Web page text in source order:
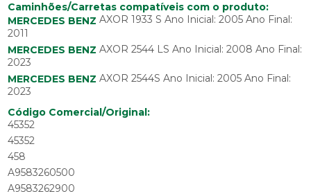
Caminhões/Carretas compatíveis com o produto:
MERCEDES BENZ AXOR 1933 S Ano Inicial: 2005 Ano Final:
2011
MERCEDES BENZ AXOR 2544 LS Ano Inicial: 2008 Ano Final:
2023
MERCEDES BENZ AXOR 2544S Ano Inicial: 2005 Ano Final:
2023
Código Comercial/Original:
45352
45352
458
A9583260500
A9583262900